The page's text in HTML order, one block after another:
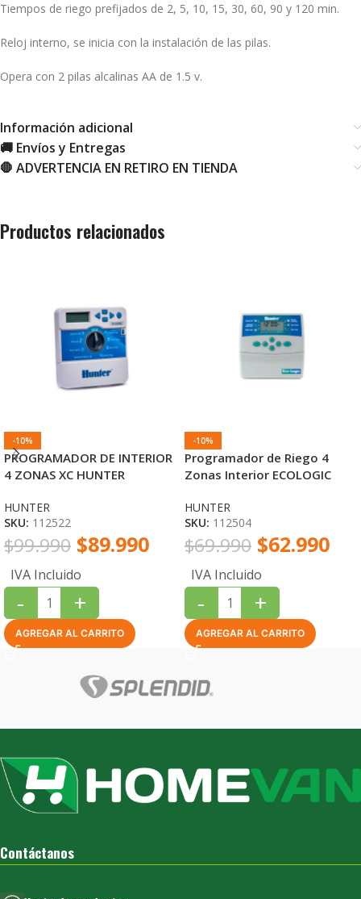
Tiempos de riego prefijados de 2, 5, 10, 15, 30, 60, 90 y 120 min.
Reloj interno, se inicia con la instalación de las pilas.
Opera con 2 pilas alcalinas AA de 1.5 v.
Información adicional
🚚 Envíos y Entregas
🛑 ADVERTENCIA EN RETIRO EN TIENDA
Productos relacionados
-10%
PROGRAMADOR DE INTERIOR
4 ZONAS XC HUNTER
HUNTER
SKU: 112522
$99.990 $89.990
IVA Incluido
- +
AGREGAR AL CARRITO
-10%
Programador de Riego 4
Zonas Interior ECOLOGIC
HUNTER
SKU: 112504
$69.990 $62.990
IVA Incluido
- +
AGREGAR AL CARRITO
Contáctanos